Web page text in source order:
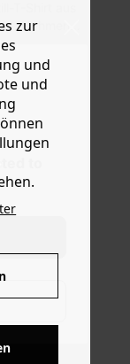
to
der
T-Shirt aus
Nehmen
2
unter Patte
einen
aus
zur
und
und